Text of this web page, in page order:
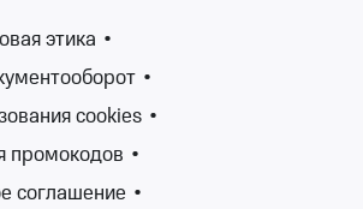
Изменить фильтры
Сбросить фильтры
этика •
•
cookies •
промокодов •
соглашение •